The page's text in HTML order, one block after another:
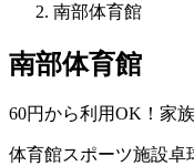
南部体育館
南部体育館
60円から利用OK！家
体育館スポーツ施設卓